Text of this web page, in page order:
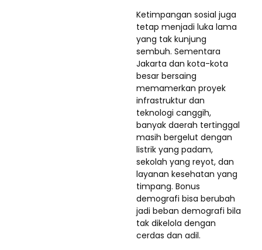
Ketimpangan sosial juga
tetap menjadi luka lama
yang tak kunjung
sembuh. Sementara
Jakarta dan kota-kota
besar bersaing
memamerkan proyek
infrastruktur dan
teknologi canggih,
banyak daerah tertinggal
masih bergelut dengan
listrik yang padam,
sekolah yang reyot, dan
layanan kesehatan yang
timpang. Bonus
demografi bisa berubah
jadi beban demografi bila
tak dikelola dengan
cerdas dan adil.